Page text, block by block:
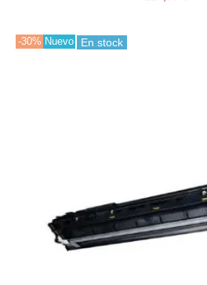
-30% Nuevo En stock